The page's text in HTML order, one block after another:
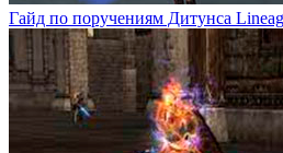
Гайд по поручениям Дитунса